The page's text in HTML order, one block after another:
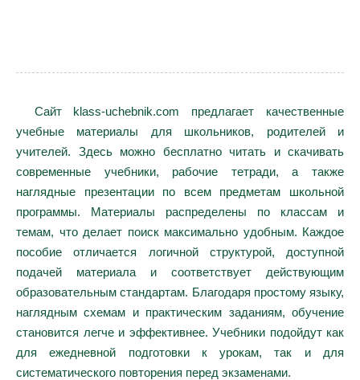
Сайт klass-uchebnik.com предлагает качественные
учебные материалы для школьников, родителей и
учителей. Здесь можно бесплатно читать и скачивать
современные учебники, рабочие тетради, а также
наглядные презентации по всем предметам школьной
программы. Материалы распределены по классам и
темам, что делает поиск максимально удобным. Каждое
пособие отличается логичной структурой, доступной
подачей материала и соответствует действующим
образовательным стандартам. Благодаря простому языку,
наглядным схемам и практическим заданиям, обучение
становится легче и эффективнее. Учебники подойдут как
для ежедневной подготовки к урокам, так и для
систематического повторения перед экзаменами.